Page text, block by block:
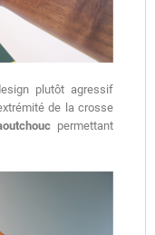
plutôt agressif
de la crosse
permettant